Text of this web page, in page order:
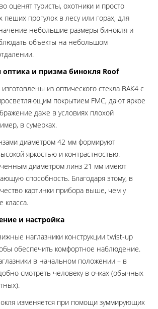
оценят туристы, охотники и просто
пеших прогулок в лесу или горах, для
небольшие размеры бинокля и
объекты на небольшом
оптика и призма бинокля Roof
из оптического стекла ВАК4 с
покрытием FMC, дают яркое
даже в условиях плохой
в сумерках.
диаметром 42 мм формируют
яркостью и контрастностью.
диаметром линз 21 мм имеют
способность. Благодаря этому, в
картинки прибора выше, чем у
класса.
и настройка
наглазники конструкции twist-up
обеспечить комфортное наблюдение.
в начальном положении – в
смотреть человеку в очках (обычных
изменяется при помощи зуммирующих